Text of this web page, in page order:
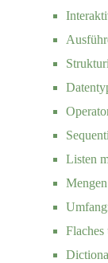
Listen
Mengen